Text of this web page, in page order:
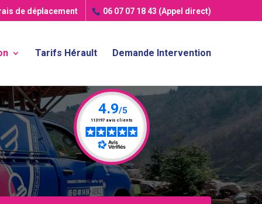
de déplacement 06 07 07 18 43 (Appel direct)
Tarifs Hérault Demande Intervention